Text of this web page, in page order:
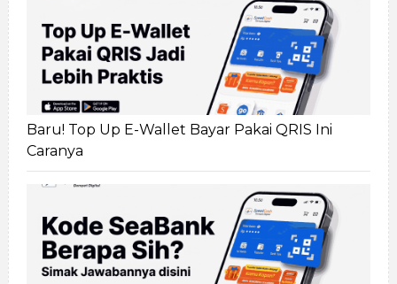
Baru! Top Up E-Wallet Bayar Pakai QRIS Ini
Caranya